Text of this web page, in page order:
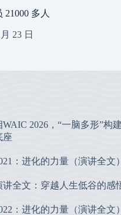
多人
23 日
2026，“一脑多形”构
座
：进化的力量（演讲全文）
讲全文：穿越人生低谷的感
：进化的力量（演讲全文